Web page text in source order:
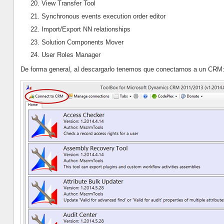
20. View Transfer Tool
21. Synchronous events execution order editor
22. Import/Export NN relationships
23. Solution Components Mover
24. User Roles Manager
De forma general, al descargarlo tenemos que conectarnos a un CRM: